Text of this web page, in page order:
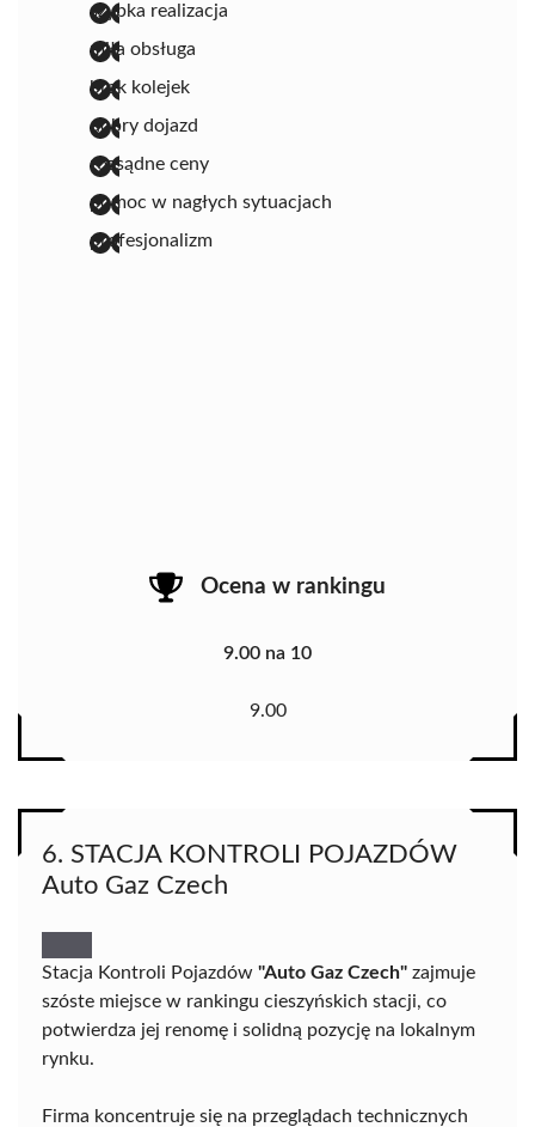
szybka realizacja
miła obsługa
brak kolejek
dobry dojazd
rozsądne ceny
pomoc w nagłych sytuacjach
profesjonalizm
Ocena w rankingu
9.00 na 10
9.00
6. STACJA KONTROLI POJAZDÓW
Auto Gaz Czech
Stacja Kontroli Pojazdów "Auto Gaz Czech" zajmuje
szóste miejsce w rankingu cieszyńskich stacji, co
potwierdza jej renomę i solidną pozycję na lokalnym
rynku.
Firma koncentruje się na przeglądach technicznych